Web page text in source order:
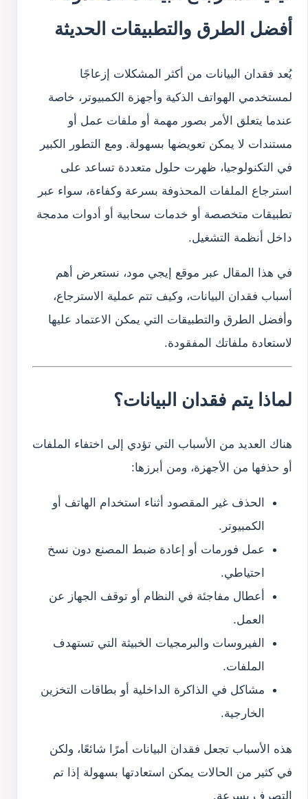
أفضل الطرق والتطبيقات الحديثة
يُعد فقدان البيانات من أكثر المشكلات إزعاجًا
لمستخدمي الهواتف الذكية وأجهزة الكمبيوتر، خاصة
عندما يتعلق الأمر بصور مهمة أو ملفات عمل أو
مستندات لا يمكن تعويضها بسهولة. ومع التطور الكبير
في التكنولوجيا، ظهرت حلول متعددة تساعد على
استرجاع الملفات المحذوفة بسرعة وكفاءة، سواء عبر
تطبيقات متخصصة أو خدمات سحابية أو أدوات مدمجة
داخل أنظمة التشغيل.
في هذا المقال عبر موقع إيجي مود، نستعرض أهم
أسباب فقدان البيانات، وكيف تتم عملية الاسترجاع،
وأفضل الطرق والتطبيقات التي يمكن الاعتماد عليها
لاستعادة ملفاتك المفقودة.
لماذا يتم فقدان البيانات؟
هناك العديد من الأسباب التي تؤدي إلى اختفاء الملفات
أو حذفها من الأجهزة، ومن أبرزها:
الحذف غير المقصود أثناء استخدام الهاتف أو
الكمبيوتر.
عمل فورمات أو إعادة ضبط المصنع دون نسخ
احتياطي.
أعطال مفاجئة في النظام أو توقف الجهاز عن
العمل.
الفيروسات والبرمجيات الخبيثة التي تستهدف
الملفات.
مشاكل في الذاكرة الداخلية أو بطاقات التخزين
الخارجية.
هذه الأسباب تجعل فقدان البيانات أمرًا شائعًا، ولكن
في كثير من الحالات يمكن استعادتها بسهولة إذا تم
التصرف بسرعة.